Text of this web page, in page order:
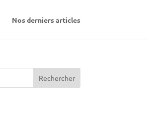
Nos derniers articles